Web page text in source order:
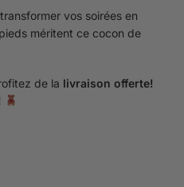
vos soirées en
méritent ce cocon de
de la livraison offerte!